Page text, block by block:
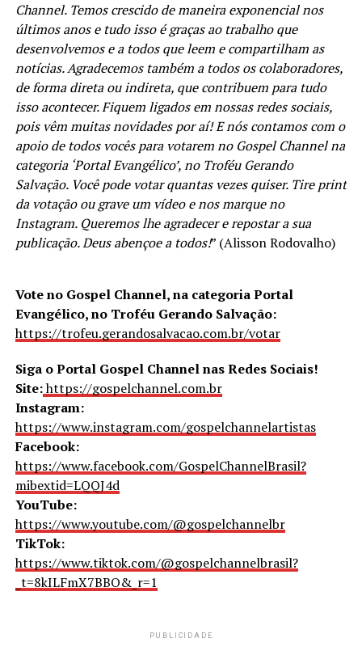
Channel. Temos crescido de maneira exponencial nos
últimos anos e tudo isso é graças ao trabalho que
desenvolvemos e a todos que leem e compartilham as
notícias. Agradecemos também a todos os colaboradores,
de forma direta ou indireta, que contribuem para tudo
isso acontecer. Fiquem ligados em nossas redes sociais,
pois vêm muitas novidades por aí! E nós contamos com o
apoio de todos vocês para votarem no Gospel Channel na
categoria ‘Portal Evangélico’, no Troféu Gerando
Salvação. Você pode votar quantas vezes quiser. Tire print
da votação ou grave um vídeo e nos marque no
Instagram. Queremos lhe agradecer e repostar a sua
publicação. Deus abençoe a todos!” (Alisson Rodovalho)
Vote no Gospel Channel, na categoria Portal
Evangélico, no Troféu Gerando Salvação:
https://trofeu.gerandosalvacao.com.br/votar
Siga o Portal Gospel Channel nas Redes Sociais!
Site:https://gospelchannel.com.br
Instagram:
https://www.instagram.com/gospelchannelartistas
Facebook:
https://www.facebook.com/GospelChannelBrasil?
mibextid=LQQJ4d
YouTube:
https://www.youtube.com/@gospelchannelbr
TikTok:
https://www.tiktok.com/@gospelchannelbrasil?
_t=8kILFmX7BBO&_r=1
PUBLICIDADE